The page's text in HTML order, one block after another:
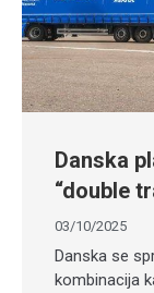
Danska
“double
03/10/2025
Danska se
kombinacija